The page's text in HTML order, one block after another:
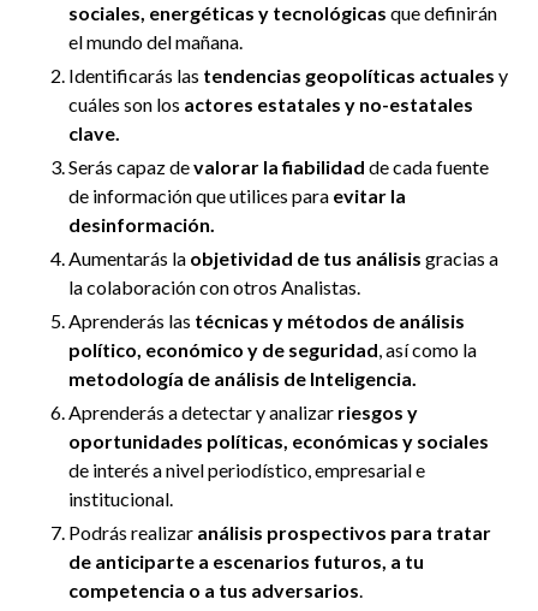
sociales, energéticas y tecnológicas que definirán
el mundo del mañana.
Identificarás las tendencias geopolíticas actuales y
cuáles son los actores estatales y no-estatales
clave.
Serás capaz devalorar la fiabilidad de cada fuente
de información que utilices para evitar la
desinformación.
Aumentarás la objetividad de tus análisis gracias a
la colaboración con otros Analistas.
Aprenderás las técnicas y métodos de análisis
político, económico y de seguridad, así como la
metodología de análisis de Inteligencia.
Aprenderás a detectar y analizar riesgos y
oportunidades políticas, económicas y sociales
de interés a nivel periodístico, empresarial e
institucional.
Podrás realizar análisis prospectivos para tratar
de anticiparte a escenarios futuros, a tu
competencia o a tus adversarios.